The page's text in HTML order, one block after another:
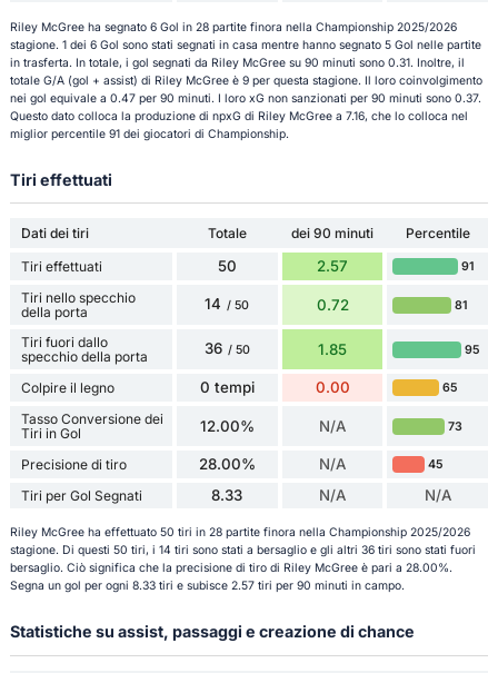
Riley McGree ha segnato 6 Gol in 28 partite finora nella Championship 2025/2026
stagione. 1 dei 6 Gol sono stati segnati in casa mentre hanno segnato 5 Gol nelle partite
in trasferta. In totale, i gol segnati da Riley McGree su 90 minuti sono 0.31. Inoltre, il
totale G/A (gol + assist) di Riley McGree è 9 per questa stagione. Il loro coinvolgimento
nei gol equivale a 0.47 per 90 minuti. I loro xG non sanzionati per 90 minuti sono 0.37.
Questo dato colloca la produzione di npxG di Riley McGree a 7.16, che lo colloca nel
miglior percentile 91 dei giocatori di Championship.
Tiri effettuati
Dati dei tiri Totale dei 90 minuti
Percentile
Tiri effettuati
50 2.57 91
Tiri nello specchio
della porta
14 / 50 0.72 81
Tiri fuori dallo
specchio della porta
36 / 50 1.85 95
Colpire il legno 0 tempi 0.00 65
Tasso Conversione dei
Tiri in Gol
12.00% N/A 73
Precisione di tiro 28.00% N/A 45
Tiri per Gol Segnati 8.33 N/A N/A
Riley McGree ha effettuato 50 tiri in 28 partite finora nella Championship 2025/2026
stagione. Di questi 50 tiri, i 14 tiri sono stati a bersaglio e gli altri 36 tiri sono stati fuori
bersaglio. Ciò significa che la precisione di tiro di Riley McGree è pari a 28.00%.
Segna un gol per ogni 8.33 tiri e subisce 2.57 tiri per 90 minuti in campo.
Statistiche su assist, passaggi e creazione di chance